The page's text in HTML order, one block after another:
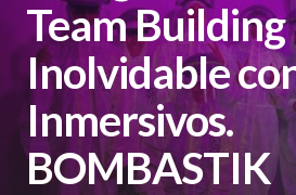
Team Building
Inolvidable
Inmersivos.
BOMBASTIK